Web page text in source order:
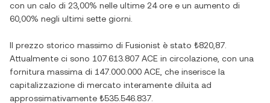
con un calo di 23,00% nelle ultime 24 ore e un aumento di
60,00% negli ultimi sette giorni.
Il prezzo storico massimo di Fusionist è stato ₺820,87
Attualmente ci sono 107.613.807 ACE in circolazione, con una
fornitura massima di 147.000.000 ACE , che inserisce la
capitalizzazione di mercato interamente diluita ad
approssimativamente ₺535.546.837